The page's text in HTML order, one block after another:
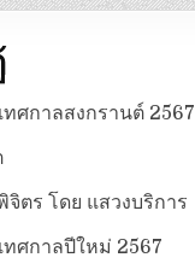
ทศกาลสงกรานต์ 2567
ตร โดย แสวงบริการ
ทศกาลปีใหม่ 2567